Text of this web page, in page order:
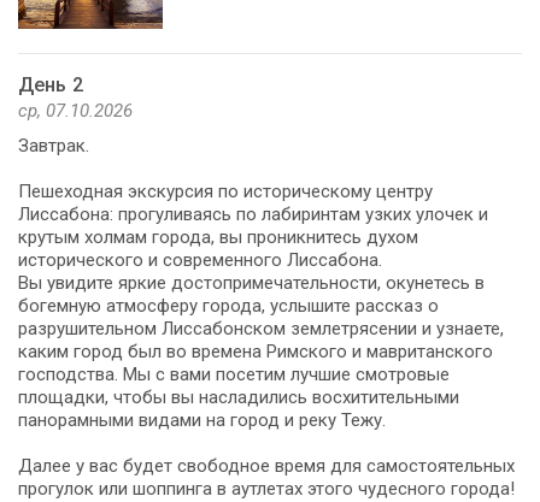
День 2
ср, 07.10.2026
Завтрак.
Пешеходная экскурсия по историческому центру
Лиссабона: прогуливаясь по лабиринтам узких улочек и
крутым холмам города, вы проникнитесь духом
исторического и современного Лиссабона.
Вы увидите яркие достопримечательности, окунетесь в
богемную атмосферу города, услышите рассказ о
разрушительном Лиссабонском землетрясении и узнаете,
каким город был во времена Римского и мавританского
господства. Мы с вами посетим лучшие смотровые
площадки, чтобы вы насладились восхитительными
панорамными видами на город и реку Тежу.
Далее у вас будет свободное время для самостоятельных
прогулок или шоппинга в аутлетах этого чудесного города!